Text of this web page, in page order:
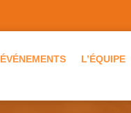
ÉVÉNEMENTS L’ÉQUIPE